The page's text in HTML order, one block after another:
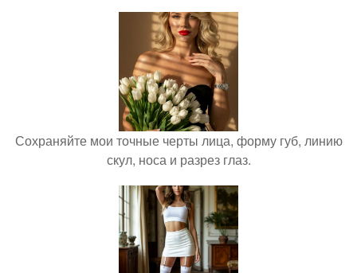
Сохраняйте мои точные черты лица, форму губ, линию
скул, носа и разрез глаз.